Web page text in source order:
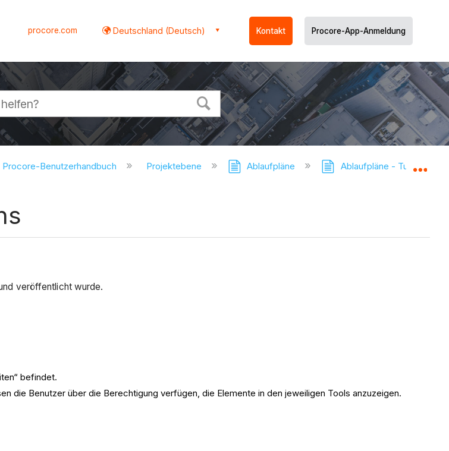
procore.com Deutschland (Deutsch) Kontakt Procore-App-Anmeldung
Procore-Benutzerhandbuch Projektebene Ablaufpläne Ablaufpläne - Tutorials
veröffentlicht wurde.
befindet.
die Benutzer über die Berechtigung verfügen, die Elemente in den jeweiligen Tools anzuzeigen.